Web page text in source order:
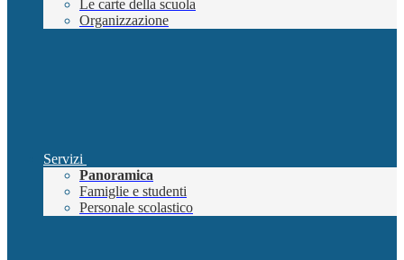
Le carte della scuola
Organizzazione
Servizi
Panoramica
Famiglie e studenti
Personale scolastico